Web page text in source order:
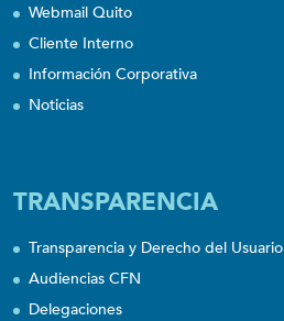
Webmail Quito
Cliente Interno
Información Corporativa
Noticias
TRANSPARENCIA
Transparencia y Derecho del Usuario
Audiencias CFN
Delegaciones